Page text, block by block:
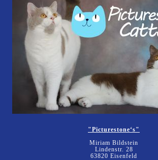
"Picturestone‘s"
Miriam Bildstein
Lindenstr. 28
63820 Eisenfeld